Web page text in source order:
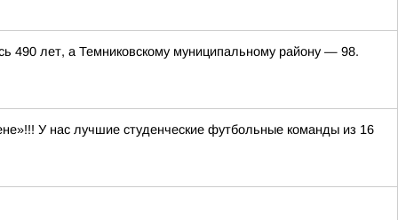
490 лет, а Темниковскому муниципальному району — 98.
У нас лучшие студенческие футбольные команды из 16